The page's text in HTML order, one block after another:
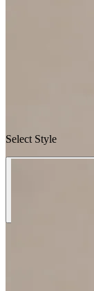
Select Style